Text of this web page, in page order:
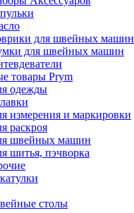
для швейных машин
для швейных машин
товары Prym
одежды
измерения и маркировки
раскроя
швейных машин
шитья, пэчворка
столы